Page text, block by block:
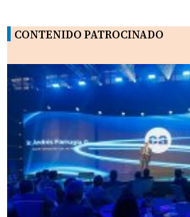
CONTENIDO PATROCINADO